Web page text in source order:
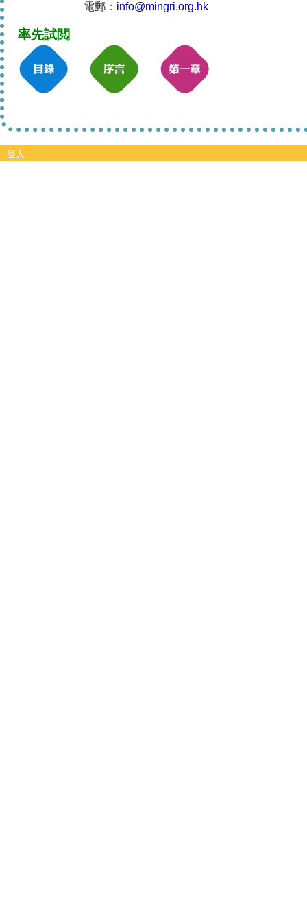
電郵： info@mingri.org.hk
率先試閲
登入